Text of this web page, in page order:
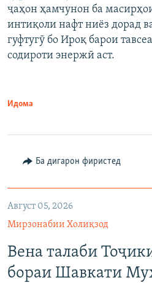
ҷаҳон ҳамчунон ба
интиқоли нафт ниёз дорад
гуфтугӯ бо Ироқ барои
содироти энержӣ аст.
Идома
Ба дигарон фиристед
Август 05, 2026
Мирзонабии Холиқзод
Вена талаби
бораи Шавкати